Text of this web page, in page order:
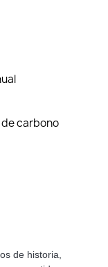
carbono
de historia,